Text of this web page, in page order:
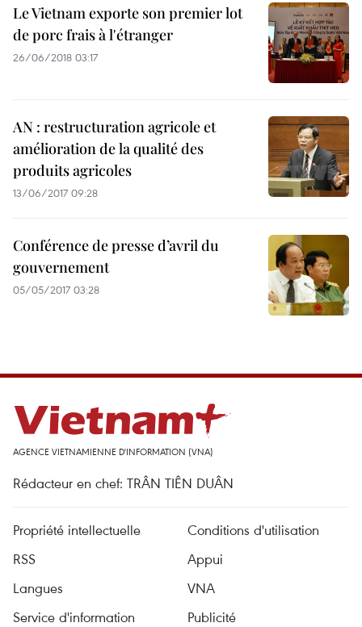
Le Vietnam exporte son premier lot
de porc frais à l'étranger
26/06/2018 03:17
AN : restructuration agricole et
amélioration de la qualité des
produits agricoles
13/06/2017 09:28
Conférence de presse d’avril du
gouvernement
05/05/2017 03:28
AGENCE VIETNAMIENNE D'INFORMATION (VNA)
Rédacteur en chef: TRÂN TIÊN DUÂN
Propriété intellectuelle
Conditions d'utilisation
RSS
Appui
Langues
VNA
Service d'information
Publicité